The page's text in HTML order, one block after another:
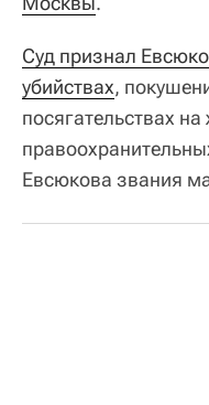
Суд признал
убийствах,
посягательствах
Евсюкова звания